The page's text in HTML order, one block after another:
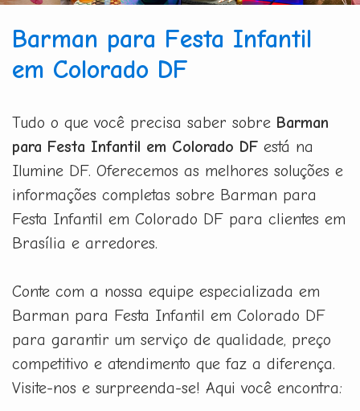
Barman para Festa Infantil
em Colorado DF
Tudo o que você precisa saber sobre Barman
para Festa Infantil em Colorado DF está na
Ilumine DF. Oferecemos as melhores soluções e
informações completas sobre Barman para
Festa Infantil em Colorado DF para clientes em
Brasília e arredores.
Conte com a nossa equipe especializada em
Barman para Festa Infantil em Colorado DF
para garantir um serviço de qualidade, preço
competitivo e atendimento que faz a diferença.
Visite-nos e surpreenda-se! Aqui você encontra: